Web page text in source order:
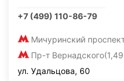
+7 (499) 110-86-79
Мичуринский
Пр-т Вернадского
ул. Удальцова, 60